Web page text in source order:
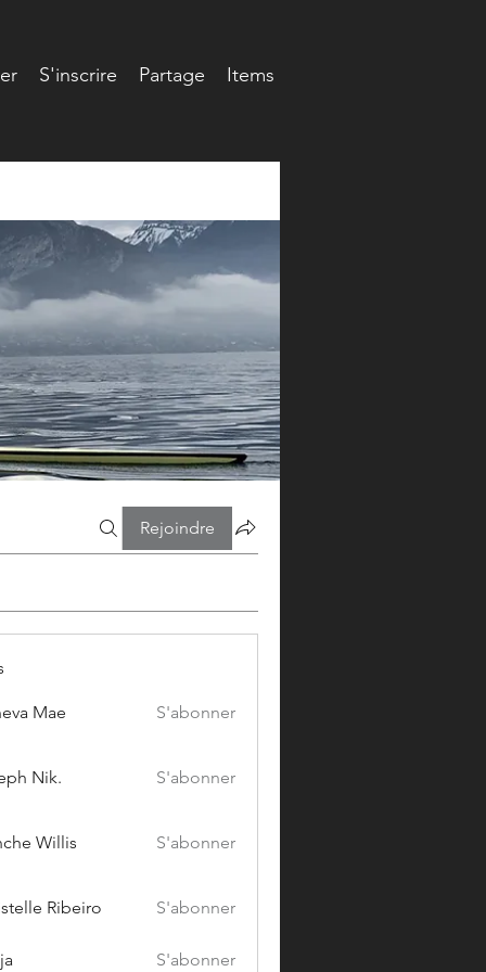
S'inscrire Partage
Items
Rejoindre
Mae S'abonner
Nik. S'abonner
Willis S'abonner
Ribeiro S'abonner
S'abonner